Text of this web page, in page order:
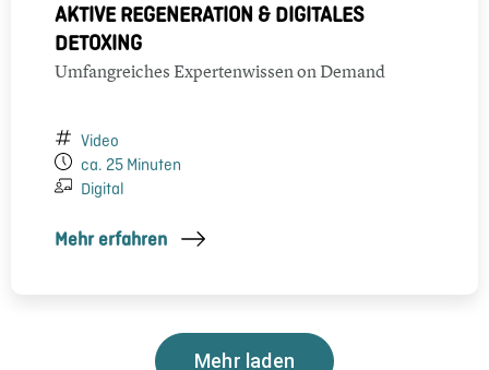
AKTIVE REGENERATION & DIGITALES
DETOXING
Umfangreiches Expertenwissen on Demand
Video
ca. 25 Minuten
Digital
Mehr erfahren
Mehr laden